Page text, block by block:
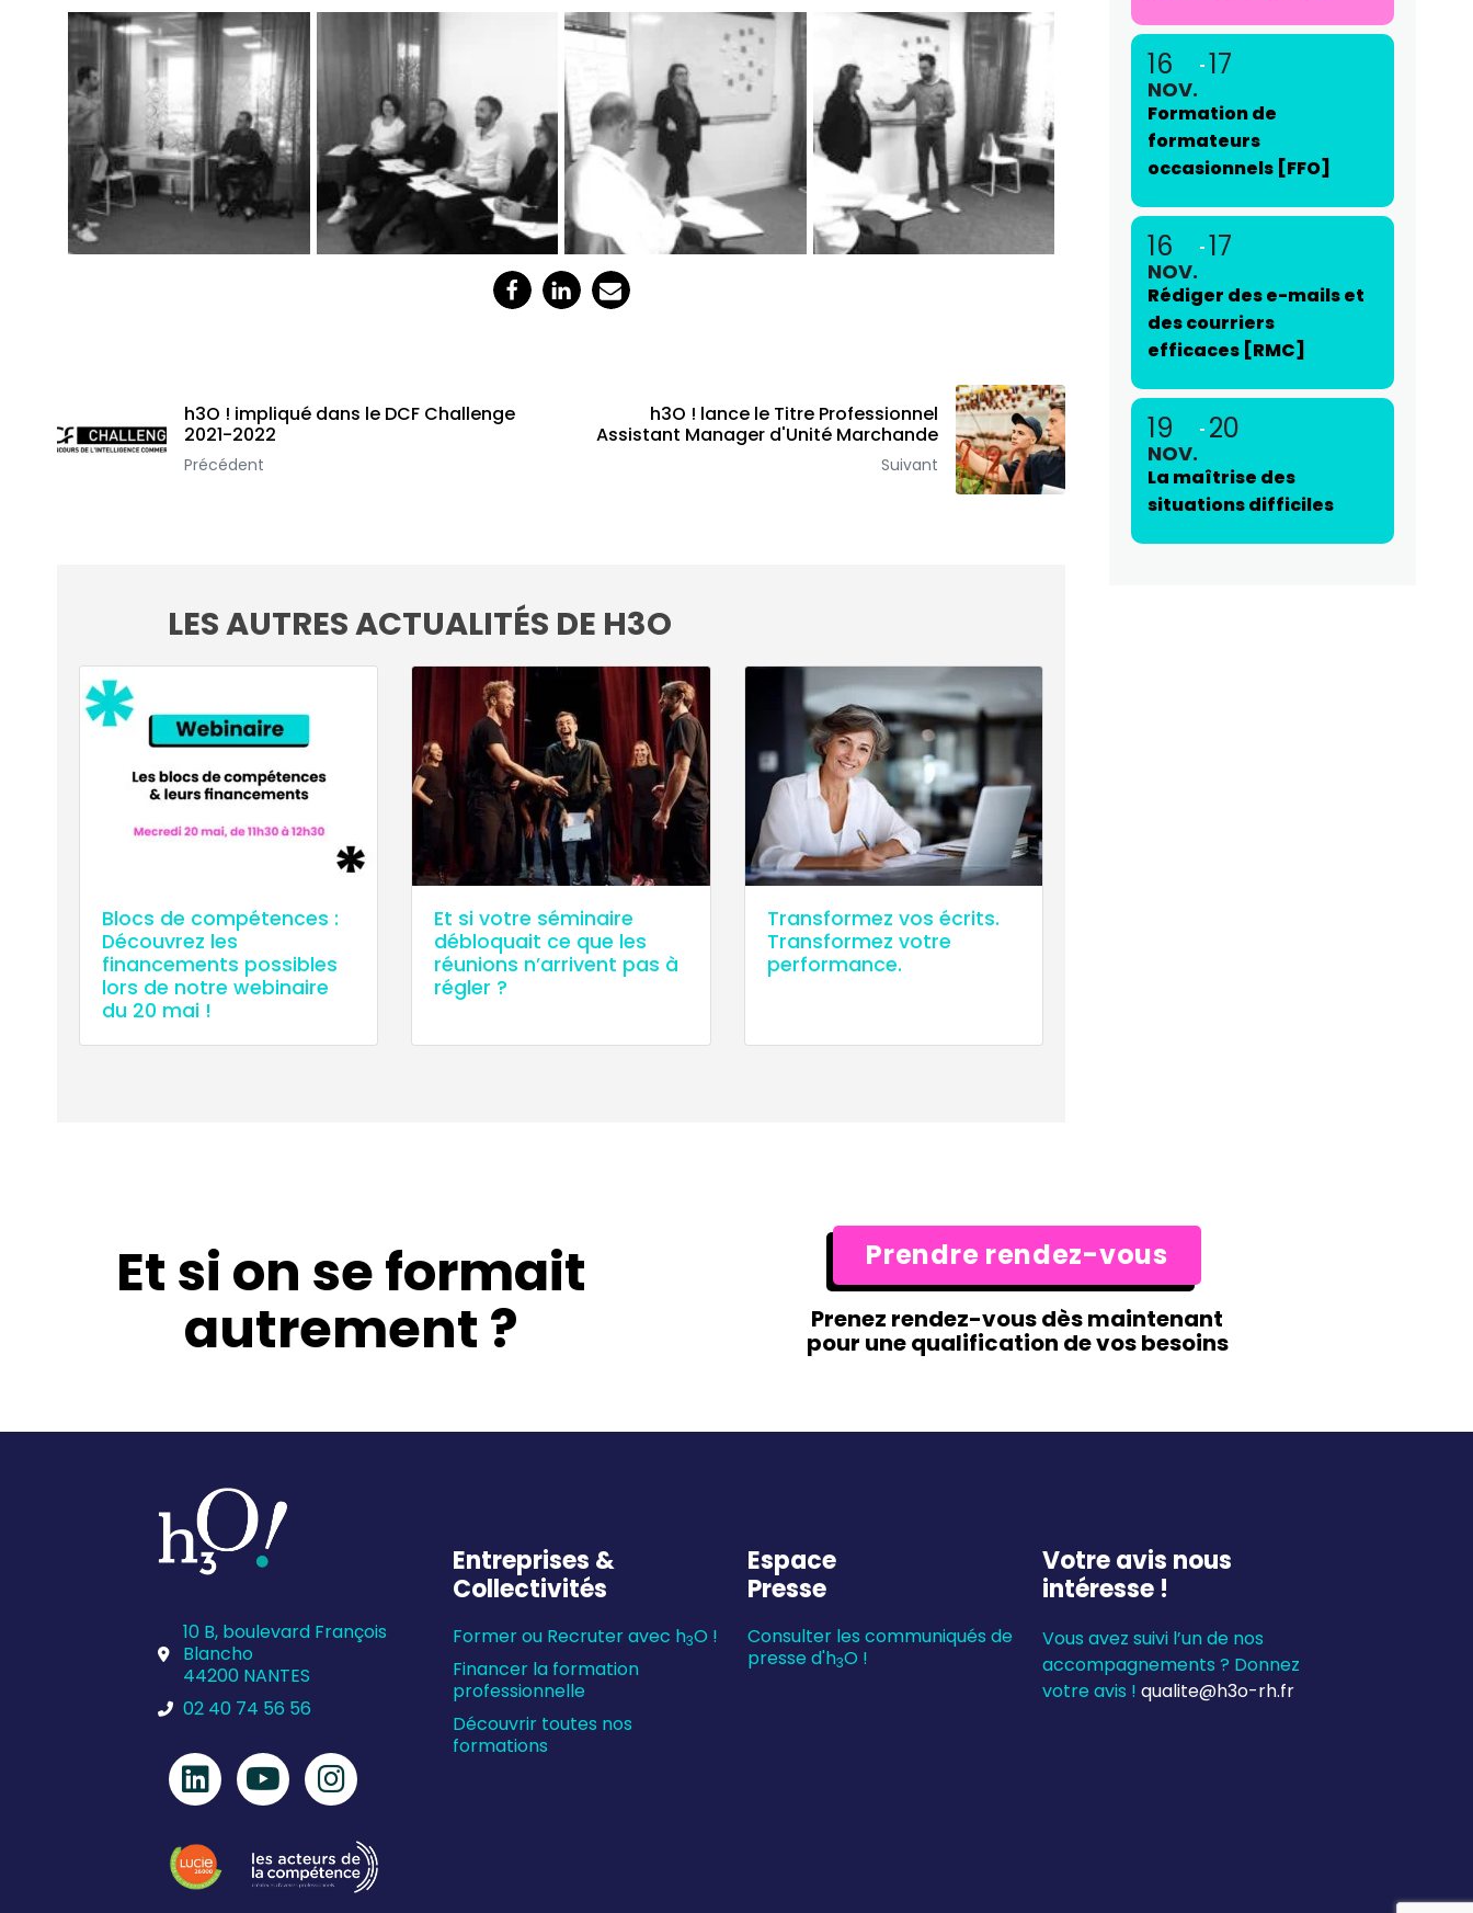
h3O ! impliqué dans le DCF Challenge
2021-2022
Précédent
h3O ! lance le Titre Professionnel
Assistant Manager d'Unité Marchande
Suivant
Blocs de compétences :
Découvrez les
financements possibles
lors de notre webinaire
du 20 mai !
Et si votre séminaire
débloquait ce que les
réunions n’arrivent pas à
régler ?
Transformez vos écrits.
Transformez votre
performance.
16
NOV.
17
Formation de
formateurs
occasionnels [FFO]
16
NOV.
17
Rédiger des e-mails et
des courriers
efficaces [RMC]
19
NOV.
20
La maîtrise des
situations difficiles
Et si on se formait
autrement ?
Prendre rendez-vous
Prenez rendez-vous dès maintenant
pour une qualification de vos besoins
10 B, boulevard François
Blancho
44200 NANTES
02 40 74 56 56
Entreprises &
Collectivités
Former ou Recruter avec h3O !
Financer la formation
professionnelle
Découvrir toutes nos
formations
Espace
Presse
Consulter les communiqués de
presse d'h3O !
Votre avis nous
intéresse !
Vous avez suivi l’un de nos
accompagnements ? Donnez
votre avis ! qualite@h3o-rh.fr